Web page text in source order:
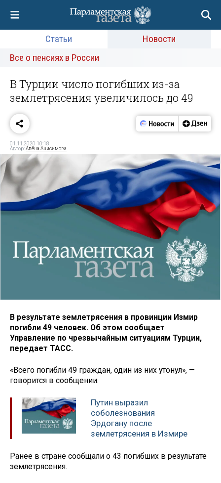
Статьи
Новости
Все о пенсиях в России
В Турции число погибших из-за
землетрясения увеличилось до 49
01.11.2020 10:18
Автор:Алёна Анисимова
В результате землетрясения в провинции Измир
погибли 49 человек. Об этом сообщает
Управление по чрезвычайным ситуациям Турции,
передает ТАСС.
«Всего погибли 49 граждан, один из них утонул», —
говорится в сообщении.
Путин выразил
соболезнования
Эрдогану после
землетрясения в Измире
Ранее в стране сообщали о 43 погибших в результате
землетрясения.